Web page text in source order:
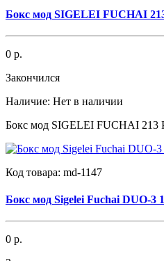
Бокс мод SIGELEI FUCHAI
0 р.
Закончился
Наличие: Нет в наличии
Бокс мод SIGELEI FUCHAI 213
Код товара: md-1147
Бокс мод Sigelei Fuchai DUO-3
0 р.